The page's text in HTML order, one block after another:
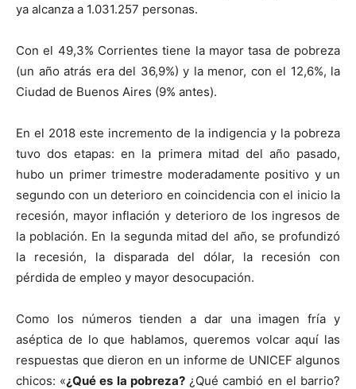
ya alcanza a 1.031.257 personas.
Con el 49,3% Corrientes tiene la mayor tasa de pobreza
(un año atrás era del 36,9%) y la menor, con el 12,6%, la
Ciudad de Buenos Aires (9% antes).
En el 2018 este incremento de la indigencia y la pobreza
tuvo dos etapas: en la primera mitad del año pasado,
hubo un primer trimestre moderadamente positivo y un
segundo con un deterioro en coincidencia con el inicio la
recesión, mayor inflación y deterioro de los ingresos de
la población. En la segunda mitad del año, se profundizó
la recesión, la disparada del dólar, la recesión con
pérdida de empleo y mayor desocupación.
Como los números tienden a dar una imagen fría y
aséptica de lo que hablamos, queremos volcar aquí las
respuestas que dieron en un informe de UNICEF algunos
chicos: «¿Qué es la pobreza?¿Qué cambió en el barrio?